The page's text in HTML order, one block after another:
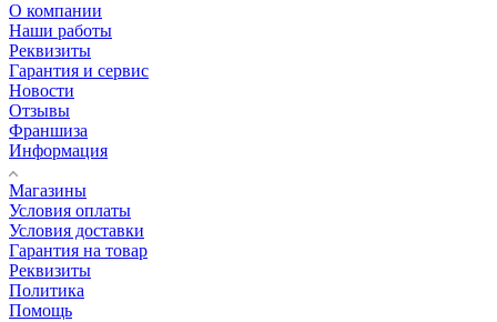
О компании
Наши работы
Реквизиты
Гарантия и сервис
Новости
Отзывы
Франшиза
Информация
Магазины
Условия оплаты
Условия доставки
Гарантия на товар
Реквизиты
Политика
Помощь